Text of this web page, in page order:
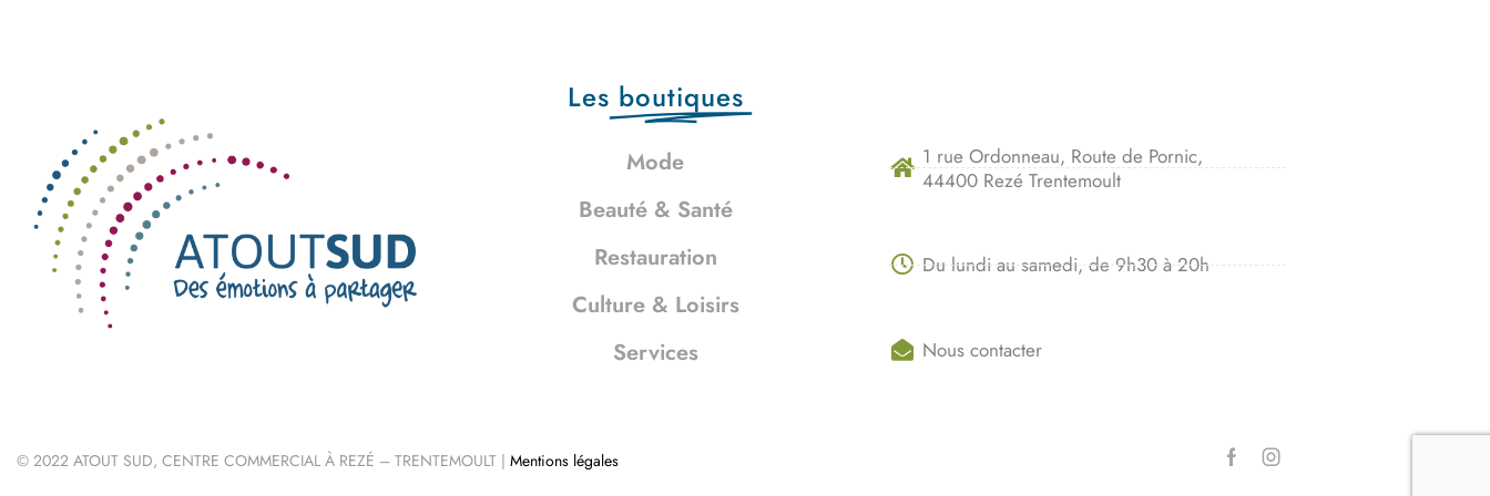
Les boutiques
Mode
Beauté & Santé
Restauration
Culture & Loisirs
Services
1 rue Ordonneau, Route de Pornic,
44400 Rezé Trentemoult
Du lundi au samedi, de 9h30 à 20h
Nous contacter
© 2022 ATOUT SUD, CENTRE COMMERCIAL À REZÉ – TRENTEMOULT | Mentions légales